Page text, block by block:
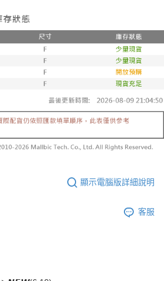
有限公司」（以下簡稱本公司）所提供，讓
依約使用本公司帳單繳交帳款。
你分期」之契約關係目的，商店將以您的個人
）提供予台灣大哥大進項蒐集、處理及利用，
單所需資料之確認、核對及更正。
以下連結：
https://oppay.tw/userRule
不需立刻繳費，但若您需要取消訂單，請聯絡
意取消之訂單仍視為有效，需透過AFTEE先享
先享後付 」之結帳頁面顯示為準，若有關於
欲退款等相關疑問，請聯繫「AFTEE先享後付
support/home
提供個人資料，並將交易相關給付款項請求債
請瀏覽以下網址：
含以上)免運費
查看運費
顯示電腦版詳細說明
客服